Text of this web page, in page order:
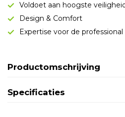
Voldoet aan hoogste
Design & Comfort
Expertise voor de professional
Productomschrijving
Specificaties